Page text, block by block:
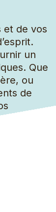
et de vos
un
Que
ou
de